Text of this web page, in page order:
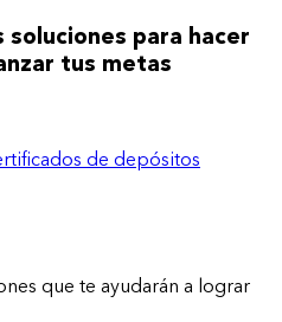
soluciones para hacer
tus metas
de depósitos
que te ayudarán a lograr